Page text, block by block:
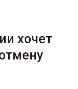
хочет